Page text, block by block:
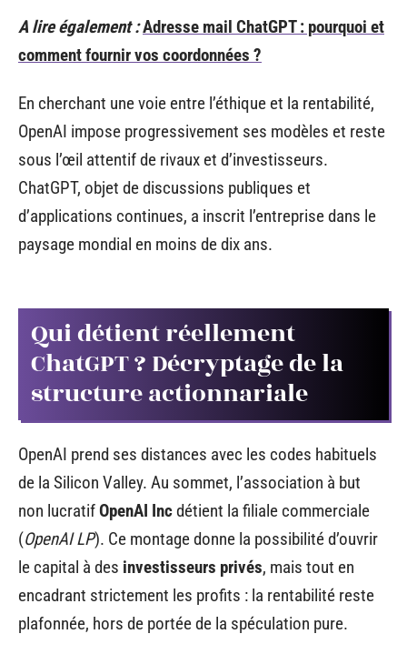
A lire également :Adresse mail ChatGPT : pourquoi et
comment fournir vos coordonnées ?
En cherchant une voie entre l’éthique et la rentabilité,
OpenAI impose progressivement ses modèles et reste
sous l’œil attentif de rivaux et d’investisseurs.
ChatGPT, objet de discussions publiques et
d’applications continues, a inscrit l’entreprise dans le
paysage mondial en moins de dix ans.
Qui détient réellement
ChatGPT ? Décryptage de la
structure actionnariale
OpenAI prend ses distances avec les codes habituels
de la Silicon Valley. Au sommet, l’association à but
non lucratifOpenAI Incdétient la filiale commerciale
(OpenAI LP). Ce montage donne la possibilité d’ouvrir
le capital à des investisseurs privés, mais tout en
encadrant strictement les profits : la rentabilité reste
plafonnée, hors de portée de la spéculation pure.